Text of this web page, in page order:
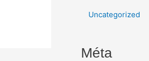
Uncategorized
Méta